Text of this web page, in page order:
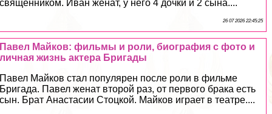
священником. Иван женат, у него 4 дочки и 2 сына....
26 07 2026 22:45:25
Павел Майков: фильмы и роли, биография с фото и
личная жизнь актера Бригады
Павел Майков стал популярен после роли в фильме
Бригада. Павел женат второй раз, от первого бpaка есть
сын. Брат Анастасии Стоцкой. Майков играет в театре....